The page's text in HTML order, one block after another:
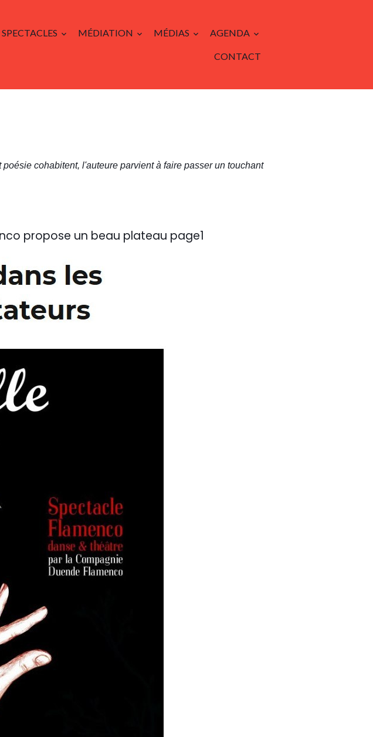
SPECTACLES MÉDIATION MÉDIAS AGENDA
CONTACT
cohabitent, l'auteure parvient à faire passer un touchant
propose un beau plateau page1